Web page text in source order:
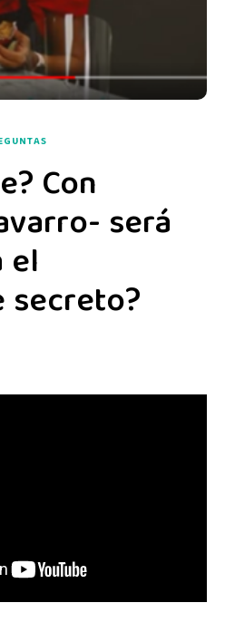
Con
será
el